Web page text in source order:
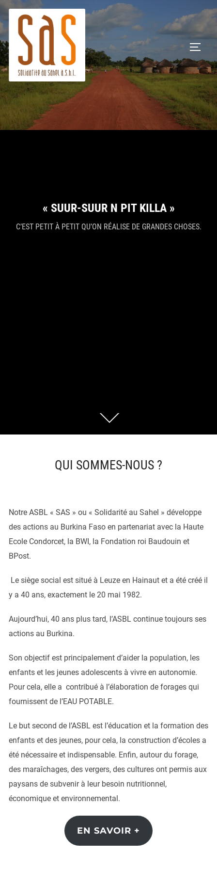
Aller
au
contenu
« SUUR-SUUR N PIT KILLA »
C’EST PETIT À PETIT QU’ON RÉALISE DE GRANDES CHOSES.
Descendre
au
QUI SOMMES-NOUS ?
Notre ASBL « SAS » ou « Solidarité au Sahel » développe
des actions au Burkina Faso en partenariat avec la Haute
Ecole Condorcet, la BWI, la Fondation roi Baudouin et
BPost.
Le siège social est situé à Leuze en Hainaut et a été créé il
y a 40 ans, exactement le 20 mai 1982.
Aujourd’hui, 40 ans plus tard, l’ASBL continue toujours ses
actions au Burkina.
Son objectif est principalement d’aider la population, les
enfants et les jeunes adolescents à vivre en autonomie.
Pour cela, elle a contribué à l’élaboration de forages qui
fournissent de l’EAU POTABLE.
Le but second de l’ASBL est l’éducation et la formation des
enfants et des jeunes, pour cela, la construction d’écoles a
été nécessaire et indispensable. Enfin, autour du forage,
des maraîchages, des vergers, des cultures ont permis aux
paysans de subvenir à leur besoin nutritionnel,
économique et environnemental.
EN SAVOIR +